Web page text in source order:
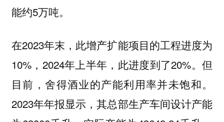
能约5万吨。
在2023年末，此增产扩能项目的工程进度为
10%，2024年上半年，此进度到了20%。但
目前，舍得酒业的产能利用率并未饱和。
2023年年报显示，其总部生产车间设计产能